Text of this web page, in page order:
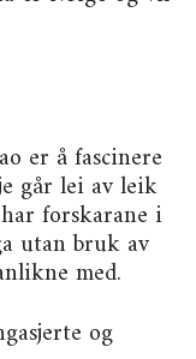
er å fascinere
går lei av leik
forskarane i
utan bruk av
med.
og